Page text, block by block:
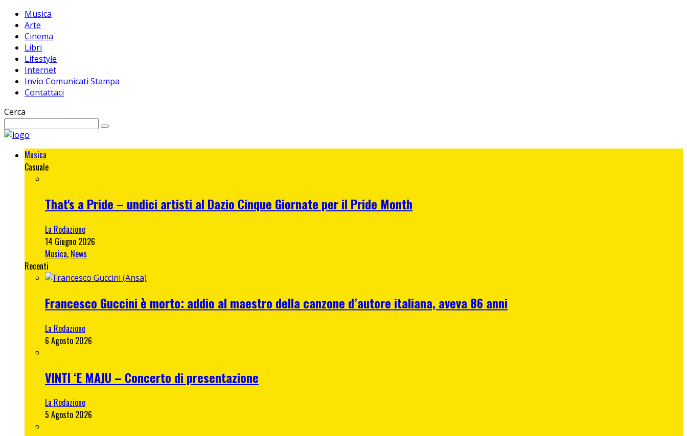
Musica
Arte
Cinema
Libri
Lifestyle
Internet
Invio Comunicati Stampa
Contattaci
Cerca
Musica
Casuale
That's a Pride – undici artisti al Dazio Cinque Giornate per il Pride Month
La Redazione
14 Giugno 2026
Musica, News
Recenti
Francesco Guccini è morto: addio al maestro della canzone d’autore italiana, aveva 86 anni
La Redazione
6 Agosto 2026
VINTI ‘E MAJU – Concerto di presentazione
La Redazione
5 Agosto 2026